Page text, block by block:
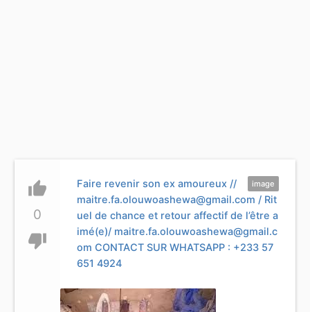
thumb_up
0
thumb_down
image
Faire revenir son ex amoureux //
maitre.fa.olouwoashewa@gmail.com / Rit
uel de chance et retour affectif de l’être a
imé(e)/ maitre.fa.olouwoashewa@gmail.c
om CONTACT SUR WHATSAPP : +233 57
651 4924